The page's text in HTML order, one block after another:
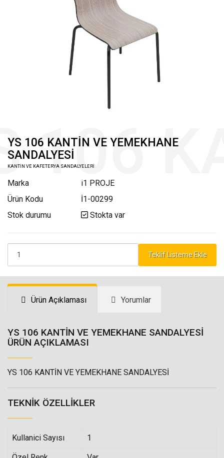
YS 106 KANTİN VE YEMEKHANE
SANDALYESİ
KANTİN VE KAFETERYA SANDALYELERİ
Marka
i1 PROJE
Ürün Kodu
İ1-00299
Stok durumu
Stokta var
Teklif Listeme Ekle
Ürün Açıklaması Yorumlar
YS 106 KANTİN VE YEMEKHANE SANDALYESİ
ÜRÜN AÇIKLAMASI
YS 106 KANTİN VE YEMEKHANE SANDALYESİ
TEKNIK ÖZELLIKLER
Kullanici Sayısı 1